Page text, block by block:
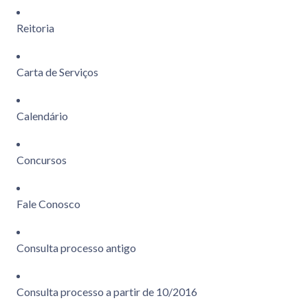
Reitoria
Carta de Serviços
Calendário
Concursos
Fale Conosco
Consulta processo antigo
Consulta processo a partir de 10/2016